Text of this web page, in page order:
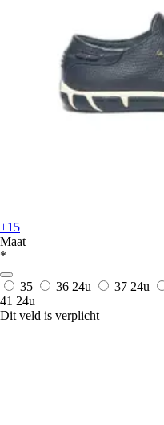
+15
Maat
*
35 36 24u 37 24u
41 24u
Dit veld is verplicht